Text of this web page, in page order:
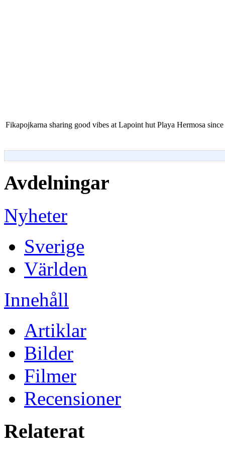
Fikapojkarna sharing good vibes at Lapoint hut Playa Hermosa
Avdelningar
Nyheter
Sverige
Världen
Innehåll
Artiklar
Bilder
Filmer
Recensioner
Relaterat